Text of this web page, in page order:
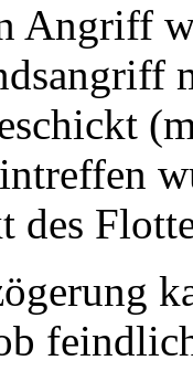
Angriff